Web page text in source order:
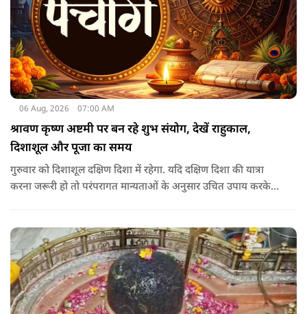
06 Aug, 2026 07:00 AM
श्रावण कृष्ण अष्टमी पर बन रहे शुभ संयोग, देखें राहुकाल,
दिशाशूल और पूजा का समय
गुरुवार को दिशाशूल दक्षिण दिशा में रहेगा. यदि दक्षिण दिशा की यात्रा
करना जरूरी हो तो परंपरागत मान्यताओं के अनुसार उचित उपाय करके